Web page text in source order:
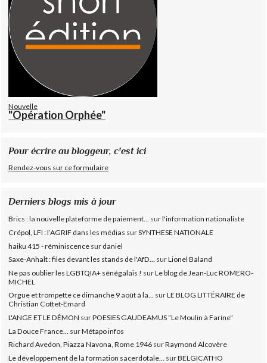
Nouvelle
"Opération Orphée"
Pour écrire au bloggeur, c'est ici
Rendez-vous sur ce formulaire
Derniers blogs mis à jour
Brics : la nouvelle plateforme de paiement... surl'information nationaliste
Crépol, LFI : l’AGRIF dans les médias surSYNTHESE NATIONALE
haiku 415 - réminiscence sur daniel
Saxe-Anhalt : files devant les stands de l'AfD... surLionel Baland
Ne pas oublier les LGBTQIA+ sénégalais ! surLe blog de Jean-Luc ROMERO-
MICHEL
Orgue et trompette ce dimanche 9 août à la... surLE BLOG LITTÉRAIRE de
Christian Cottet-Emard
L'ANGE ET LE DÉMON surPOESIES GAUDEAMUS ”Le Moulin à Farine”
La Douce France...
surMétapo infos
Richard Avedon, Piazza Navona, Rome 1946 surRaymond Alcovère
Le développement de la formation sacerdotale...
surBELGICATHO